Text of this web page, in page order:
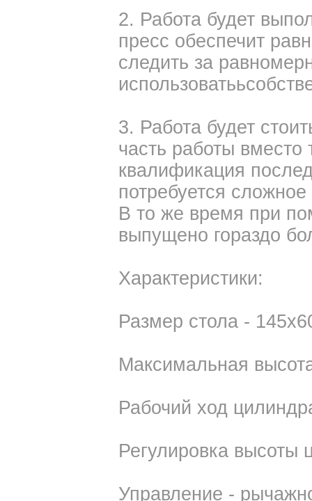
2. Работа будет
пресс обеспечит
следить за
3. Работа будет
часть работы вместо
квалификация
потребуется
В то же время при
выпущено гораздо
Характеристики:
Размер стола -
Максимальная
Рабочий ход
Регулировка высоты
Управление -